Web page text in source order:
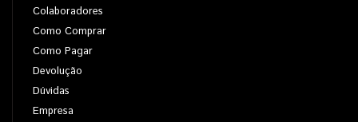
Colaboradores
Como Comprar
Como Pagar
Devolução
Dúvidas
Empresa